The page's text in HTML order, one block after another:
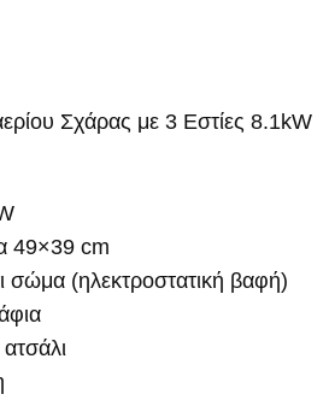
Σχάρας με 3 Εστίες 8.1kW
49×39 cm
σώμα (ηλεκτροστατική βαφή)